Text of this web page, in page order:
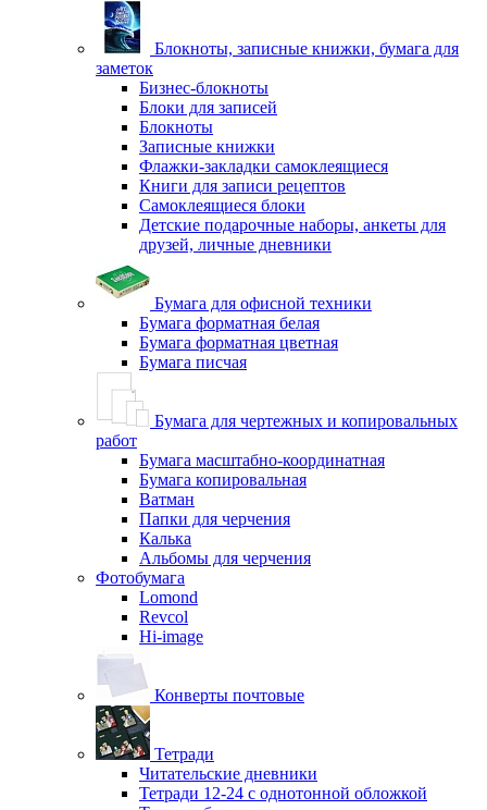
Блокноты, записные книжки, бумага для
заметок
Бизнес-блокноты
Блоки для записей
Блокноты
Записные книжки
Флажки-закладки самоклеящиеся
Книги для записи рецептов
Самоклеящиеся блоки
Детские подарочные наборы, анкеты для
друзей, личные дневники
Бумага для офисной техники
Бумага форматная белая
Бумага форматная цветная
Бумага писчая
Бумага для чертежных и копировальных
работ
Бумага масштабно-координатная
Бумага копировальная
Ватман
Папки для черчения
Калька
Альбомы для черчения
Фотобумага
Lomond
Revcol
Hi-image
Конверты почтовые
Тетради
Читательские дневники
Тетради 12-24 с однотонной обложкой